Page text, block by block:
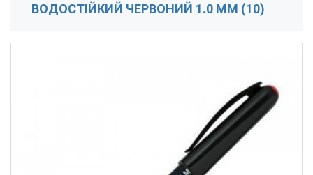
ВОДОСТІЙКИЙ ЧЕРВОНИЙ 1.0 ММ (10)